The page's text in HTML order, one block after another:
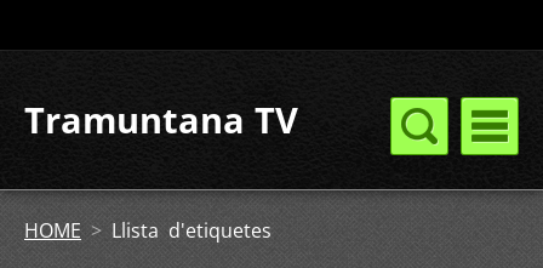
Tramuntana TV
HOME > Llista d'etiquetes